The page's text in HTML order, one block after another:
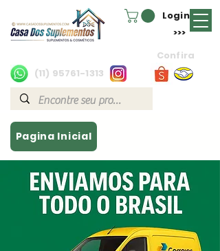
Login
(11) 95761-1313
>>>
Confira
Pagina Inicial